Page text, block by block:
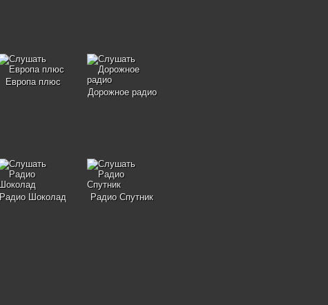
Европа плюс
Дорожное радио
Радио Шоколад
Радио Спутник